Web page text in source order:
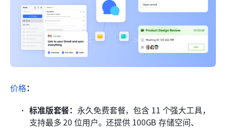
价格：
标准版套餐： 永久免费套餐，包含 11 个强大工具，
支持最多 20 位用户。还提供 100GB 存储空间、